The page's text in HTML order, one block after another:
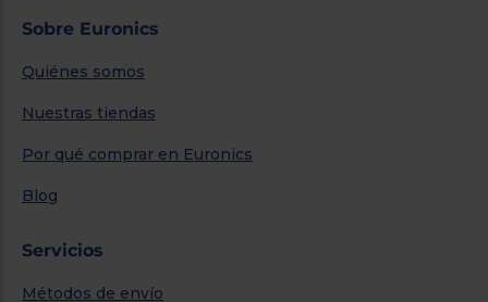
Sobre Euronics
Quiénes somos
Nuestras tiendas
Por qué comprar en Euronics
Blog
Servicios
Métodos de envío